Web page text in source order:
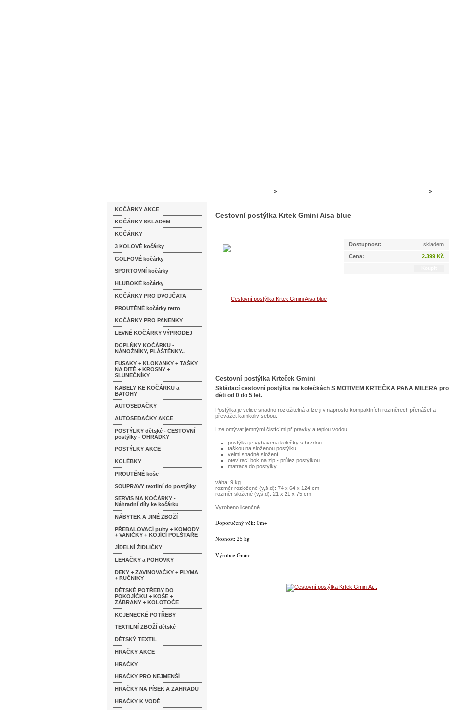
KOČÁRKY AKCE
KOČÁRKY SKLADEM
KOČÁRKY
3 KOLOVÉ kočárky
GOLFOVÉ kočárky
SPORTOVNÍ kočárky
HLUBOKÉ kočárky
KOČÁRKY PRO DVOJČATA
PROUTĚNÉ kočárky retro
KOČÁRKY PRO PANENKY
LEVNÉ KOČÁRKY VÝPRODEJ
DOPLŇKY KOČÁRKU -
NÁNOŽNÍKY, PLÁŠTĚNKY..
FUSAKY + KLOKANKY + TAŠKY
NA DITĚ + KROSNY +
SLUNEČNÍKY
KABELY KE KOČÁRKU a
BATOHY
AUTOSEDAČKY
AUTOSEDAČKY AKCE
POSTÝLKY dětské - CESTOVNÍ
postýlky - OHRÁDKY
POSTÝLKY AKCE
KOLÉBKY
PROUTĚNÉ koše
SOUPRAVY textilní do postýlky
SERVIS NA KOČÁRKY -
Náhradní díly ke kočárku
NÁBYTEK A JINÉ ZBOŽÍ
PŘEBALOVACÍ pulty + KOMODY
+ VANIČKY + KOJÍCÍ POLŠTAŘE
JÍDELNÍ ŽIDLIČKY
LEHAČKY a POHOVKY
DEKY + ZAVINOVAČKY + PLYMA
+ RUČNIKY
DĚTSKÉ POTŘEBY DO
POKOJÍČKU + KOŠE +
ZÁBRANY + KOLOTOČE
KOJENECKÉ POTŘEBY
TEXTILNÍ ZBOŽÍ dětské
DĚTSKÝ TEXTIL
HRAČKY AKCE
HRAČKY
HRAČKY PRO NEJMENŠÍ
HRAČKY NA PÍSEK A ZAHRADU
HRAČKY K VODĚ
» »
Cestovní postýlka Krtek Gmini Aisa blue
Cestovní postýlka Krtek Gmini Aisa blue
Dostupnost:
skladem
Cena:
2.399 Kč
Cestovní postýlka Krteček Gmini
Skládací cestovní postýlka na kolečkách S MOTIVEM KRTEČKA PANA MILERA pro
děti od 0 do 5 let.
Postýlka je velice snadno rozložitelná a lze ji v naprosto kompaktních rozměrech přenášet a
převážet kamkoliv sebou.
Lze omývat jemnými čistícími přípravky a teplou vodou.
postýlka je vybavena kolečky s brzdou
taškou na složenou postýlku
velmi snadné složení
otevírací bok na zip - průlez postýlkou
matrace do postýlky
váha: 9 kg
rozměr rozložené (v,š,d): 74 x 64 x 124 cm
rozměr složené (v,š,d): 21 x 21 x 75 cm
Vyrobeno licenčně.
Doporučený věk: 0m+
Nosnost: 25 kg
Výrobce:Gmini